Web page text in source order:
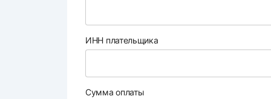
ИНН плательщика
Сумма оплаты